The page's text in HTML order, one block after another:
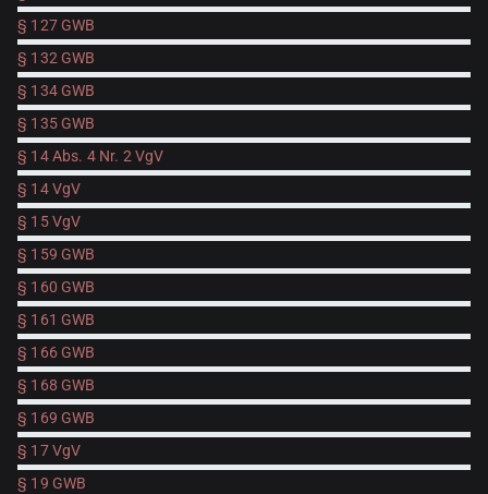
§ 127 GWB
§ 132 GWB
§ 134 GWB
§ 135 GWB
§ 14 Abs. 4 Nr. 2 VgV
§ 14 VgV
§ 15 VgV
§ 159 GWB
§ 160 GWB
§ 161 GWB
§ 166 GWB
§ 168 GWB
§ 169 GWB
§ 17 VgV
§ 19 GWB